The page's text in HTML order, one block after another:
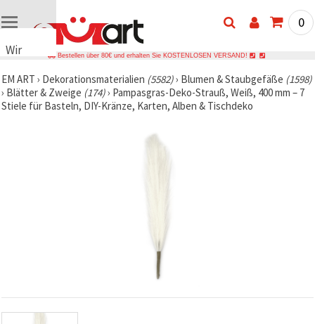
Wir
Cookies
🍪 Wir
verwenden
Datenverkehr
0
Bestellen über 80€ und erhalten Sie KOSTENLOSEN VERSAND!
EM ART › Dekorationsmaterialien (5582)› Blumen & Staubgefäße (1598)
› Blätter & Zweige (174)› Pampasgras-Deko-Strauß, Weiß, 400 mm – 7
Stiele für Basteln, DIY-Kränze, Karten, Alben & Tischdeko